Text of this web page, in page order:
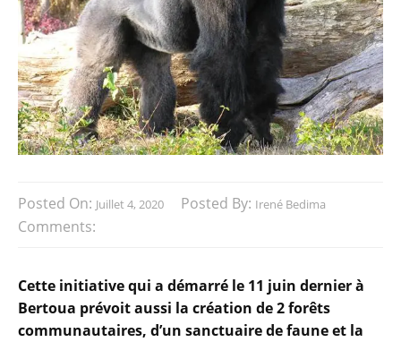
Posted On: Juillet 4, 2020 Posted By: Irené Bedima
Comments:
Cette initiative qui a démarré le 11 juin dernier à
Bertoua prévoit aussi la création de 2 forêts
communautaires, d’un sanctuaire de faune et la